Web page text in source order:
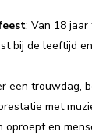
: Van 18
bij de leeftijd
een trouwdag,
met
oproept en